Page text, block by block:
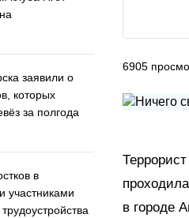
заявили о
которых
за полгода
в
участниками
6905
в городе